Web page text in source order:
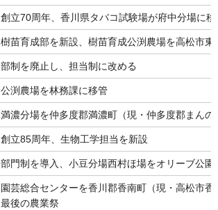
創立70周年、香川県タバコ試験場が府中分場に移
樹苗育成部を新設、樹苗育成公渕農場を高松市東
部制を廃止し、担当制に改める
公渕農場を林務課に移管
満濃分場を仲多度郡満濃町（現・仲多度郡まんの
創立85周年、生物工学担当を新設
部門制を導入、小豆分場西村ほ場をオリーブ公園
園芸総合センターを香川郡香南町（現・高松市
最後の農業祭